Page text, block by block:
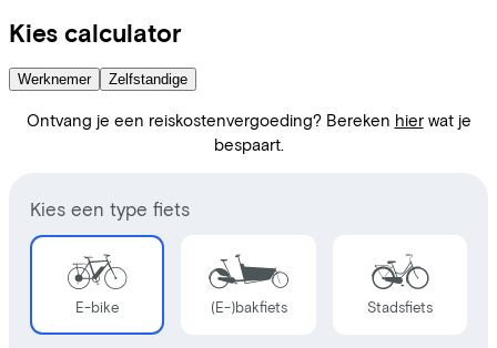
Kies calculator
Werknemer Zelfstandige
Ontvang je een reiskostenvergoeding? Bereken hierwat je
bespaart.